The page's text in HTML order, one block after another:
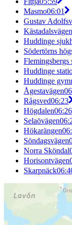
Masmo06:01
Gustav
Kästadalsvägen
Huddinge
Södertörns
Flemingsbergs
Huddinge
Huddinge
Ågestavägen
Rågsved06:23
Högdalen06:26
Selaövägen
Hökarängen
Söndagsvägen
Norra Sköndal
Horisontvägen
Skarpnäck